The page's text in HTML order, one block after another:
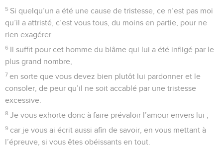
5 Si quelqu’un a été une cause de tristesse, ce n’est pas moi
qu’il a attristé, c’est vous tous, du moins en partie, pour ne
rien exagérer.
6 Il suffit pour cet homme du blâme qui lui a été infligé par le
plus grand nombre,
7 en sorte que vous devez bien plutôt lui pardonner et le
consoler, de peur qu’il ne soit accablé par une tristesse
excessive.
8 Je vous exhorte donc à faire prévaloir l’amour envers lui ;
9 car je vous ai écrit aussi afin de savoir, en vous mettant à
l’épreuve, si vous êtes obéissants en tout.